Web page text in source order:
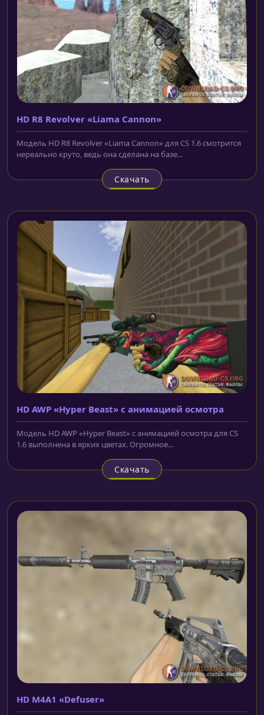
HD R8 Revolver «Liama Cannon»
Модель HD R8 Revolver «Liama Cannon» для CS 1.6 смотрится
нереально круто, ведь она сделана на базе...
Скачать
HD AWP «Hyper Beast» с анимацией осмотра
Модель HD AWP «Hyper Beast» с анимацией осмотра для CS
1.6 выполнена в ярких цветах. Огромное...
Скачать
HD M4A1 «Defuser»